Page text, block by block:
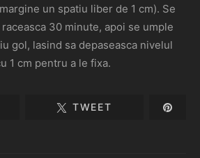
un spatiu liber de 1 cm). Se
30 minute, apoi se umple
gol, lasind sa depaseasca nivelul
1 cm pentru a le fixa.
TWEET